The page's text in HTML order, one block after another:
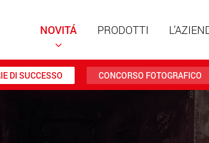
NOVITÁ PRODOTTI
DI SUCCESSO CONCORSO FOTOGRAFICO